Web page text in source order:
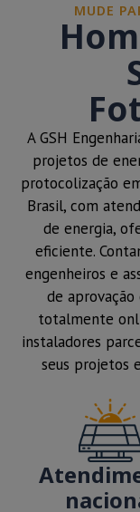
MUDE
A GSH
projetos de
protocolização
Brasil, com
de energia,
eficiente.
engenheiros e
de
totalmente
instaladores
seus projetos